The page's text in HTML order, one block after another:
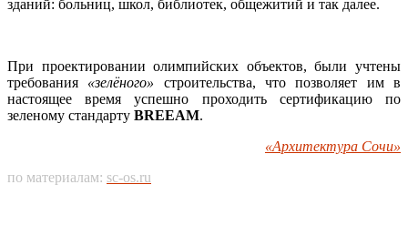
зданий: больниц, школ, библиотек, общежитий и так далее.
При проектировании олимпийских объектов, были учтены
требования «зелёного» строительства, что позволяет им в
настоящее время успешно проходить сертификацию по
зеленому стандарту BREEAM.
«Архитектура Сочи»
по материалам: sc-os.ru